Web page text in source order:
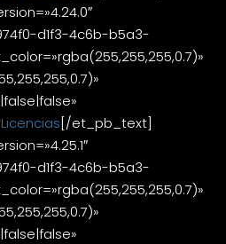
d1f3-4c6b-b5a3-
Licencias[/et_pb_text]
d1f3-4c6b-b5a3-